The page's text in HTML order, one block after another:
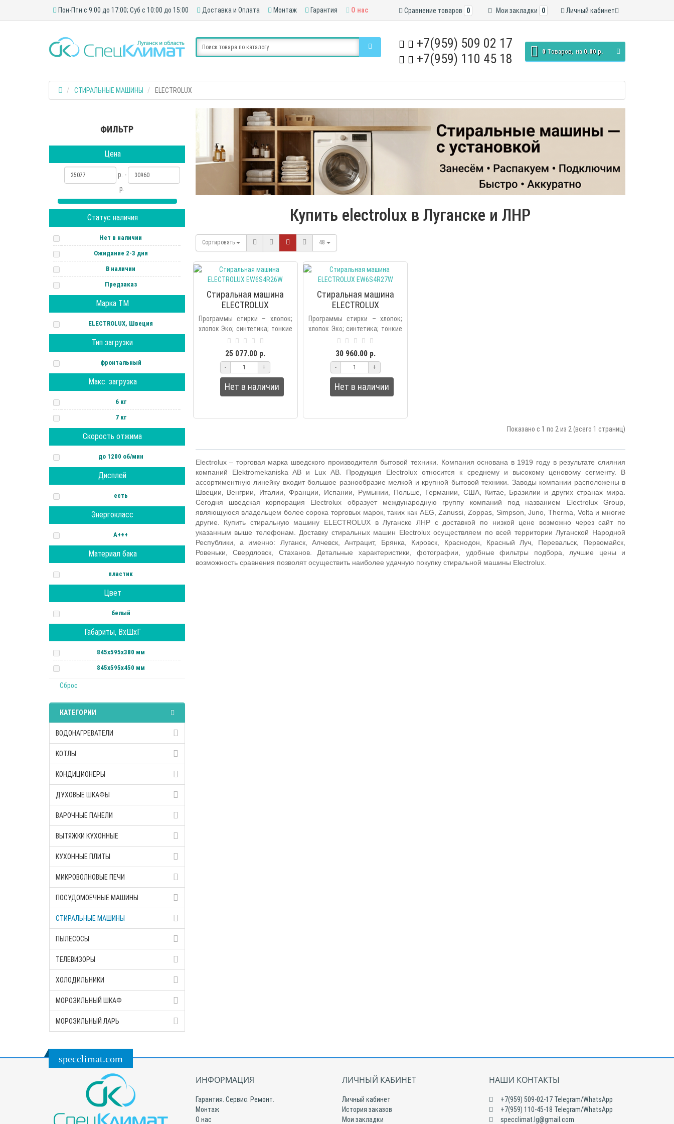
Пон-Птн с 9:00 до 17:00; Суб с 10:00 до 15:00 Доставка и Оплата Монтаж Гарантия О нас Личный кабинет
Мои закладки 0
Сравнение товаров 0
+7(959) 509 02 17
+7(959) 110 45 18
0 Tоваров, на 0.00 р.
СТИРАЛЬНЫЕ МАШИНЫ ELECTROLUX
ФИЛЬТР
Цена
р. -
р.
Статус наличия
Нет в наличии
Ожидание 2-3 дня
В наличии
Предзаказ
Марка ТМ
ELECTROLUX, Швеция
Тип загрузки
фронтальный
Макс. загрузка
6 кг
7 кг
Скорость отжима
до 1200 об/мин
Дисплей
есть
Энергокласс
А+++
Материал бака
пластик
Цвет
белый
Габариты, ВхШхГ
845х595х380 мм
845х595х450 мм
Сброс
КАТЕГОРИИ
ВОДОНАГРЕВАТЕЛИ
КОТЛЫ
КОНДИЦИОНЕРЫ
ДУХОВЫЕ ШКАФЫ
ВАРОЧНЫЕ ПАНЕЛИ
ВЫТЯЖКИ КУХОННЫЕ
КУХОННЫЕ ПЛИТЫ
МИКРОВОЛНОВЫЕ ПЕЧИ
ПОСУДОМОЕЧНЫЕ МАШИНЫ
СТИРАЛЬНЫЕ МАШИНЫ
ПЫЛЕСОСЫ
ТЕЛЕВИЗОРЫ
ХОЛОДИЛЬНИКИ
МОРОЗИЛЬНЫЙ ШКАФ
МОРОЗИЛЬНЫЙ ЛАРЬ
Купить electrolux в Луганске и ЛНР
Сортировать 48
Стиральная машина
ELECTROLUX
EW6S4R26W
Программы стирки – хлопок;
хлопок Эко; синтетика; тонкие
ткани; быстрая 14 мин;
полоскание; слив / отжим;
анти-аллергия; детское белье;
25 077.00 р.
- +
Нет в наличии
Стиральная машина
ELECTROLUX
EW6S4R27W
Программы стирки – хлопок;
хлопок Эко; синтетика; тонкие
ткани; быстрая 14 мин;
полоскание; слив / отжим;
анти-аллергия; детское белье;
30 960.00 р.
- +
Нет в наличии
Показано с 1 по 2 из 2 (всего 1 страниц)
Electrolux – торговая марка шведского производителя бытовой техники. Компания основана в 1919 году в результате слияния
компаний Elektromekaniska AB и Lux АВ
Продукция Electrolux относится к среднему и высокому ценовому сегменту. В
ассортиментную линейку входит большое разнообразие мелкой и крупной бытовой техники. Заводы компании расположены в
Швеции, Венгрии, Италии, Франции, Испании, Румынии, Польше, Германии, США, Китае, Бразилии и других странах мира.
Сегодня шведская корпорация Electrolux образует международную группу компаний под названием Electrolux Group,
являющуюся владельцем более сорока торговых марок, таких как AEG, Zanussi, Zoppas, Simpson, Juno, Therma, Volta и многие
другие. Купить стиральную машину ELECTROLUX в Луганске ЛНР с доставкой по низкой цене возможно через сайт по
указанным выше телефонам. Доставку стиральных машин Electrolux осуществляем по всей территории Луганской Народной
Республики, а именно: Луганск, Алчевск, Антрацит, Брянка, Кировск, Краснодон, Красный Луч, Перевальск, Первомайск,
Ровеньки, Свердловск, Стаханов. Детальные характеристики, фотографии, удобные фильтры подбора, лучшие цены и
возможность сравнения позволят осуществить наиболее удачную покупку стиральной машины Electrolux.
specclimat.com
ИНФОРМАЦИЯ
Гарантия. Сервис. Ремонт.
Монтаж
О нас
ЛИЧНЫЙ КАБИНЕТ
Личный кабинет
История заказов
Мои закладки
НАШИ КОНТАКТЫ
+7(959) 509-02-17 Telegram/WhatsApp
+7(959) 110-45-18 Telegram/WhatsApp
specclimat.lg@gmail.com